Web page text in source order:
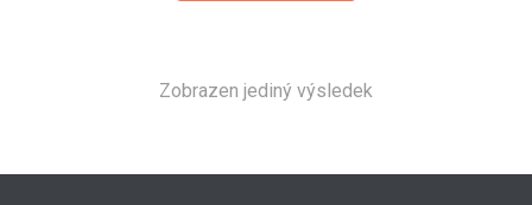
Zobrazen jediný výsledek